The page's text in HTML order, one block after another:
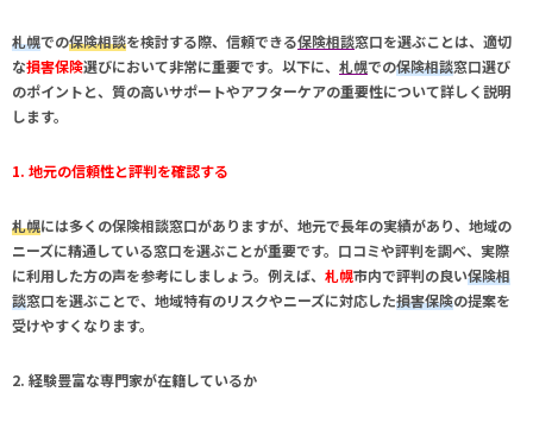
札幌での保険相談を検討する際、信頼できる保険相談窓口を選ぶことは、適切
な損害保険選びにおいて非常に重要です。以下に、 札幌での保険相談窓口選び
のポイントと、質の高いサポートやアフターケアの重要性について詳しく説明
します。
1. 地元の信頼性と評判を確認する
札幌には多くの保険相談窓口がありますが、地元で長年の実績があり、地域の
ニーズに精通している窓口を選ぶことが重要です。口コミや評判を調べ、実際
に利用した方の声を参考にしましょう。例えば、 札幌市内で評判の良い保険相
談窓口を選ぶことで、地域特有のリスクやニーズに対応した損害保険の提案を
受けやすくなります。
2. 経験豊富な専門家が在籍しているか